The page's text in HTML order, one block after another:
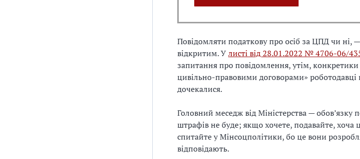
Повідомляти податкову про осіб за ЦПД чи ні,
відкритим. Улисті від 28.01.2022 № 4706-06/
запитання про повідомлення, утім, конкретики
цивільно-правовими договорами» роботодавці
дочекалися.
Головний меседж від Міністерства —
штрафів не буде; якщо хочете, подавайте, хоча
спитайте у Мінсоцполітики, бо це вони
відповідають.